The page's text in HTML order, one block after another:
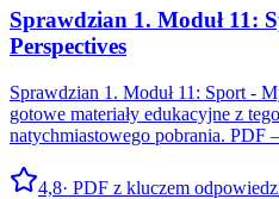
Sprawdzian 1. Moduł 11:
Perspectives
Sprawdzian 1. Moduł 11: Sport -
gotowe materiały edukacyjne z
natychmiastowego pobrania. PDF
4,8· PDF z kluczem